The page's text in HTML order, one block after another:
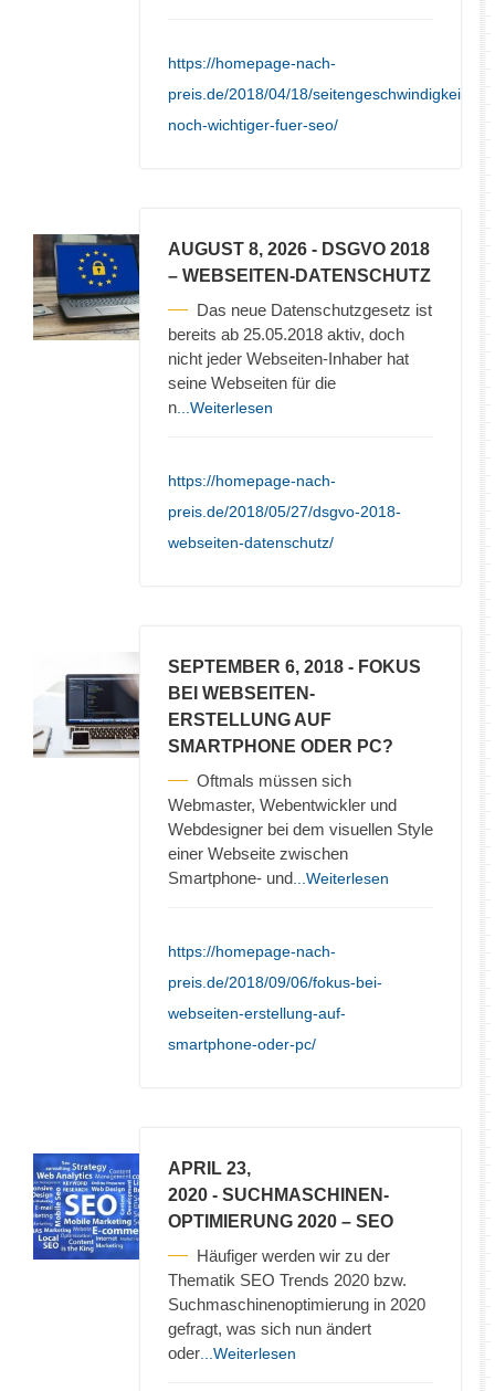
https://homepage-nach-
preis.de/2018/04/18/seitengeschwindigkeit-
noch-wichtiger-fuer-seo/
AUGUST 8, 2026 - DSGVO 2018
– WEBSEITEN-DATENSCHUTZ
Das neue Datenschutzgesetz ist
bereits ab 25.05.2018 aktiv, doch
nicht jeder Webseiten-Inhaber hat
seine Webseiten für die
n ...Weiterlesen
https://homepage-nach-
preis.de/2018/05/27/dsgvo-2018-
webseiten-datenschutz/
SEPTEMBER 6, 2018 - FOKUS
BEI WEBSEITEN-
ERSTELLUNG AUF
SMARTPHONE ODER PC?
Oftmals müssen sich
Webmaster, Webentwickler und
Webdesigner bei dem visuellen Style
einer Webseite zwischen
Smartphone- und ...Weiterlesen
https://homepage-nach-
preis.de/2018/09/06/fokus-bei-
webseiten-erstellung-auf-
smartphone-oder-pc/
APRIL 23,
2020 - SUCHMASCHINEN-
OPTIMIERUNG 2020 – SEO
Häufiger werden wir zu der
Thematik SEO Trends 2020 bzw.
Suchmaschinenoptimierung in 2020
gefragt, was sich nun ändert
oder ...Weiterlesen